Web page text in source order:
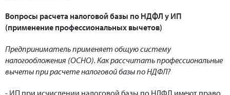
Вопросы расчета налоговой базы по НДФЛ у ИП
(применение профессиональных вычетов)
Предприниматель применяет общую систему
налогообложения (ОСНО). Как рассчитать профессиональные
вычеты при расчете налоговой базы по НДФЛ?
- ИП при исчислении налоговой базы по НДФЛ имеют право